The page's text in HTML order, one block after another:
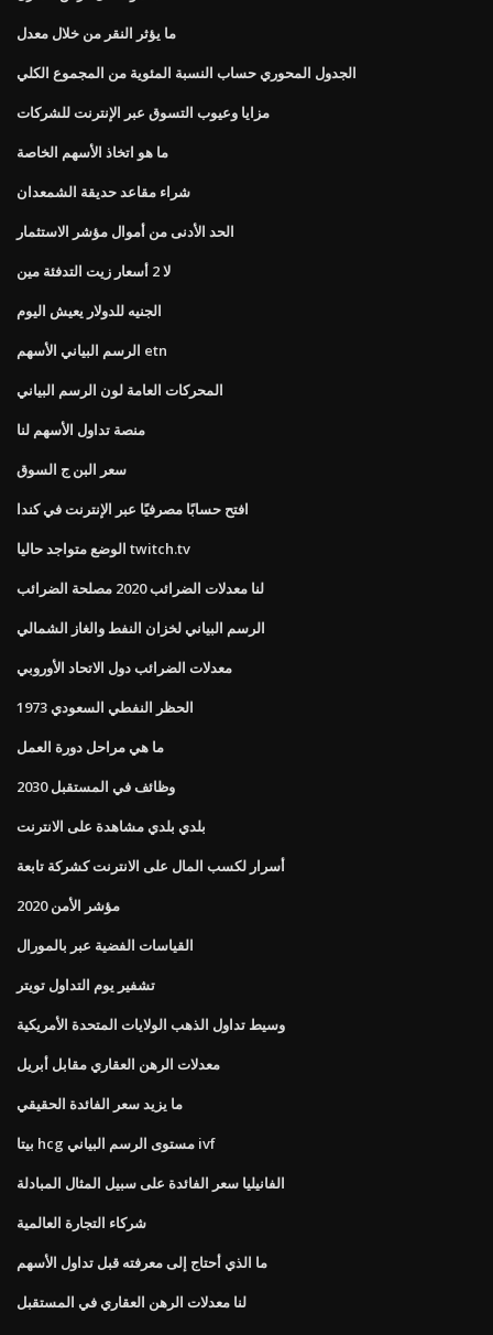
ما يؤثر النقر من خلال معدل
الجدول المحوري حساب النسبة المئوية من المجموع الكلي
مزايا وعيوب التسوق عبر الإنترنت للشركات
ما هو اتخاذ الأسهم الخاصة
شراء مقاعد حديقة الشمعدان
الحد الأدنى من أموال مؤشر الاستثمار
لا 2 أسعار زيت التدفئة مين
الجنيه للدولار يعيش اليوم
الرسم البياني الأسهم etn
المحركات العامة لون الرسم البياني
منصة تداول الأسهم لنا
سعر البن ج السوق
افتح حسابًا مصرفيًا عبر الإنترنت في كندا
الوضع متواجد حاليا twitch.tv
لنا معدلات الضرائب 2020 مصلحة الضرائب
الرسم البياني لخزان النفط والغاز الشمالي
معدلات الضرائب دول الاتحاد الأوروبي
1973 الحظر النفطي السعودي
ما هي مراحل دورة العمل
وظائف في المستقبل 2030
بلدي بلدي مشاهدة على الانترنت
أسرار لكسب المال على الانترنت كشركة تابعة
مؤشر الأمن 2020
القياسات الفضية عبر بالمورال
تشفير يوم التداول تويتر
وسيط تداول الذهب الولايات المتحدة الأمريكية
معدلات الرهن العقاري مقابل أبريل
ما يزيد سعر الفائدة الحقيقي
بيتا hcg مستوى الرسم البياني ivf
الفانيليا سعر الفائدة على سبيل المثال المبادلة
شركاء التجارة العالمية
ما الذي أحتاج إلى معرفته قبل تداول الأسهم
لنا معدلات الرهن العقاري في المستقبل